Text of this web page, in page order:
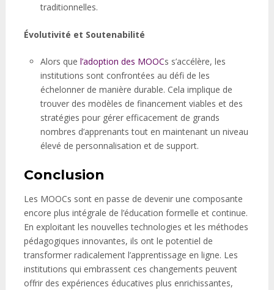
traditionnelles.
Évolutivité et Soutenabilité
Alors que l’adoption des MOOCs s’accélère, les
institutions sont confrontées au défi de les
échelonner de manière durable. Cela implique de
trouver des modèles de financement viables et des
stratégies pour gérer efficacement de grands
nombres d’apprenants tout en maintenant un niveau
élevé de personnalisation et de support.
Conclusion
Les MOOCs sont en passe de devenir une composante
encore plus intégrale de l’éducation formelle et continue.
En exploitant les nouvelles technologies et les méthodes
pédagogiques innovantes, ils ont le potentiel de
transformer radicalement l’apprentissage en ligne. Les
institutions qui embrassent ces changements peuvent
offrir des expériences éducatives plus enrichissantes,